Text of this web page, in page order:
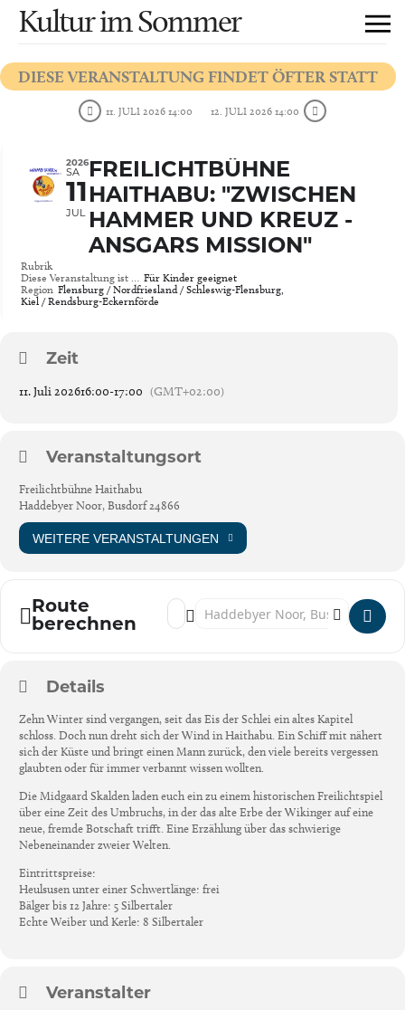
Kultur im Sommer
DIESE VERANSTALTUNG FINDET ÖFTER STATT
11. JULI 2026 14:00 12. JULI 2026 14:00
2026
SA
11
JUL
FREILICHTBÜHNE
HAITHABU: "ZWISCHEN
HAMMER UND KREUZ -
ANSGARS MISSION"
Rubrik
Diese Veranstaltung ist … Für Kinder geeignet
Region Flensburg / Nordfriesland / Schleswig-Flensburg,
Kiel / Rendsburg-Eckernförde
Zeit
11. Juli 202616:00-17:00 (GMT+02:00)
Veranstaltungsort
Freilichtbühne Haithabu
Haddebyer Noor, Busdorf 24866
WEITERE VERANSTALTUNGEN
Route
berechnen
Address - Freilichtbühne Haithabu:
Destination Address - Freilichtbühne
Details
Zehn Winter sind vergangen, seit das Eis der Schlei ein altes Kapitel
schloss. Doch nun dreht sich der Wind in Haithabu. Ein Schiff mit nähert
sich der Küste und bringt einen Mann zurück, den viele bereits vergessen
glaubten oder für immer verbannt wissen wollten.
Die Midgaard Skalden laden euch ein zu einem historischen Freilichtspiel
über eine Zeit des Umbruchs, in der das alte Erbe der Wikinger auf eine
neue, fremde Botschaft trifft. Eine Erzählung über das schwierige
Nebeneinander zweier Welten.
Eintrittspreise:
Heulsusen unter einer Schwertlänge: frei
Bälger bis 12 Jahre: 5 Silbertaler
Echte Weiber und Kerle: 8 Silbertaler
Veranstalter